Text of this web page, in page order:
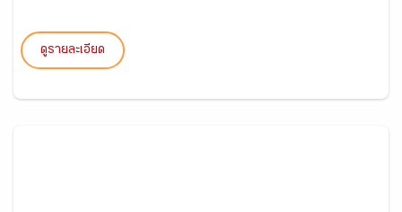
ดูรายละเอียด